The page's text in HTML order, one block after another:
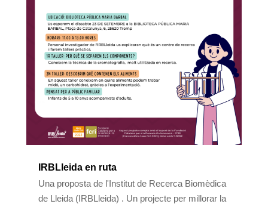
IRBLleida en ruta
Una proposta de l'Institut de Recerca Biomèdica
de Lleida (IRBLleida) . Un projecte per millorar la